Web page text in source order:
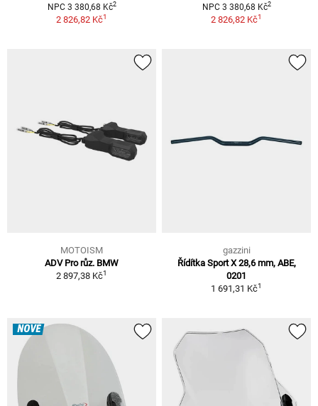
NPC 3 380,68 Kč2
2 826,82 Kč1
NPC 3 380,68 Kč2
2 826,82 Kč1
MOTOISM
ADV Pro růz. BMW
2 897,38 Kč1
gazzini
Řídítka Sport X 28,6 mm, ABE,
0201
1 691,31 Kč1
NOVÉ